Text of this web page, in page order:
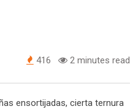
416 2 minutes read
ensortijadas, cierta ternura